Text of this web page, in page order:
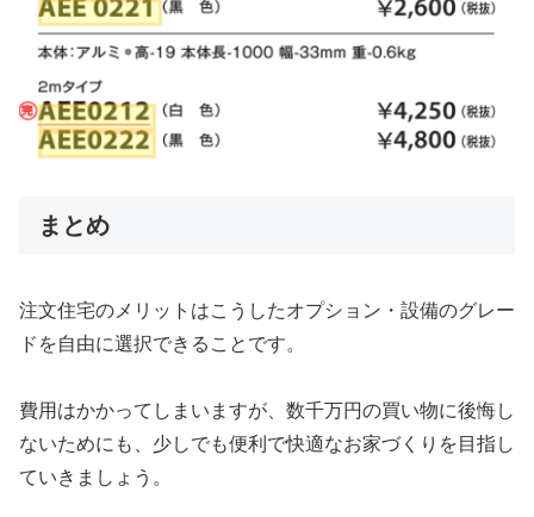
まとめ
注文住宅のメリットはこうしたオプション・設備のグレー
ドを自由に選択できることです。
費用はかかってしまいますが、数千万円の買い物に後悔し
ないためにも、少しでも便利で快適なお家づくりを目指し
ていきましょう。